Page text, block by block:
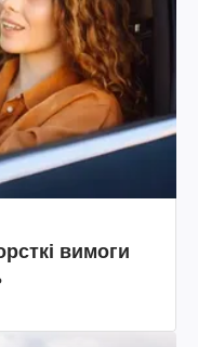
вимоги